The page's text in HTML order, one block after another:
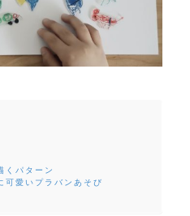
くパターン
愛いプラバンあそび